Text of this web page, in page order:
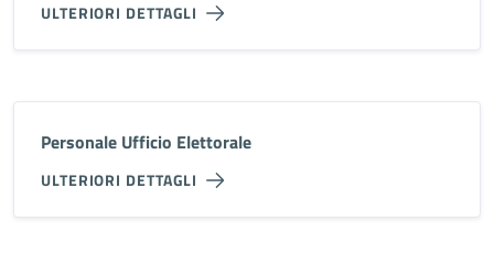
ULTERIORI DETTAGLI
Personale Ufficio Elettorale
ULTERIORI DETTAGLI